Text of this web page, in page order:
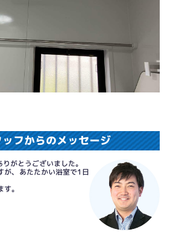
フからのメッセージ
がとうございました。
が、あたたかい浴室で1日
。